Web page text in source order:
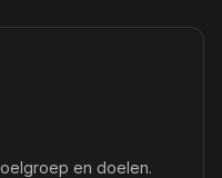
en doelen.